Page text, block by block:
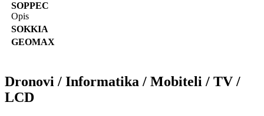
SOPPEC
Opis
SOKKIA
GEOMAX
Dronovi / Informatika / Mobiteli / TV /
LCD